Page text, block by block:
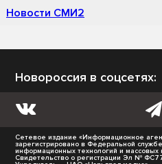
Новости СМИ2
Новороссия в соцсетях:
Сетевое издание «Информационное
зарегистрировано в Федеральной
информационных технологий и массовых
Свидетельство о регистрации Эл №